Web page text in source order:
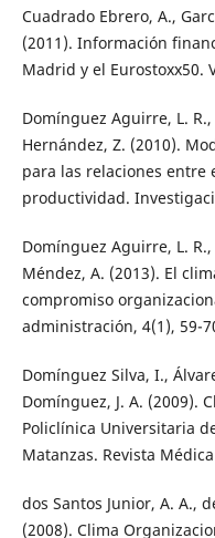
Cuadrado Ebrero, A.,
(2011). Información
Madrid y el Eurostoxx50.
Domínguez Aguirre, L. R.,
Hernández, Z. (2010).
para las relaciones entre
productividad.
Domínguez Aguirre, L.
Méndez, A. (2013). El
compromiso
administración, 4(1), 59-
Domínguez Silva, I.,
Domínguez, J. A. (2009).
Policlínica Universitaria
Matanzas. Revista
dos Santos Junior, A. A.,
(2008). Clima